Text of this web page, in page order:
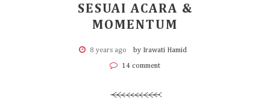
SESUAI ACARA &
MOMENTUM
8 years ago by Irawati Hamid
14 comment